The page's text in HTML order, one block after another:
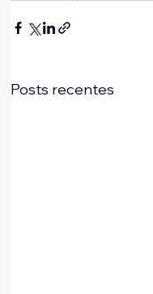
Posts recentes